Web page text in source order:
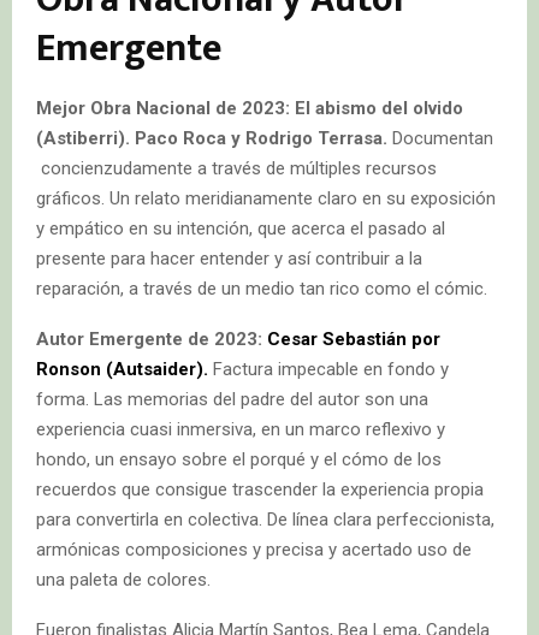
Emergente
Mejor Obra Nacional de 2023: El abismo del olvido
(Astiberri). Paco Roca y Rodrigo Terrasa. Documentan
concienzudamente a través de múltiples recursos
gráficos. Un relato meridianamente claro en su exposición
y empático en su intención, que acerca el pasado al
presente para hacer entender y así contribuir a la
reparación, a través de un medio tan rico como el cómic.
Autor Emergente de 2023: Cesar Sebastián por
Ronson (Autsaider). Factura impecable en fondo y
forma. Las memorias del padre del autor son una
experiencia cuasi inmersiva, en un marco reflexivo y
hondo, un ensayo sobre el porqué y el cómo de los
recuerdos que consigue trascender la experiencia propia
para convertirla en colectiva. De línea clara perfeccionista,
armónicas composiciones y precisa y acertado uso de
una paleta de colores.
Fueron finalistas Alicia Martín Santos, Bea Lema, Candela